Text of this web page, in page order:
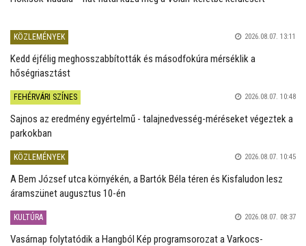
KÖZLEMÉNYEK 2026.08.07. 13:11
Kedd éjfélig meghosszabbították és másodfokúra mérséklik a
hőségriasztást
FEHÉRVÁRI SZÍNES 2026.08.07. 10:48
Sajnos az eredmény egyértelmű - talajnedvesség-méréseket végeztek a
parkokban
KÖZLEMÉNYEK 2026.08.07. 10:45
A Bem József utca környékén, a Bartók Béla téren és Kisfaludon lesz
áramszünet augusztus 10-én
KULTÚRA 2026.08.07. 08:37
Vasárnap folytatódik a Hangból Kép programsorozat a Varkocs-